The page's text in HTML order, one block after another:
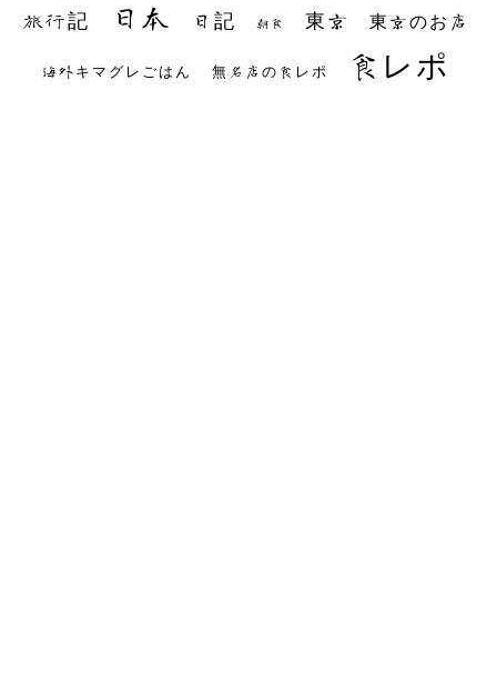
旅行記 日本 日記 朝食 東京 東京のお店
海外キマグレごはん 無名店の食レポ 食レポ